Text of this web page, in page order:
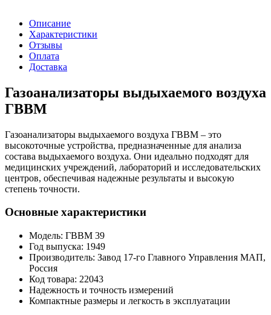
Описание
Характеристики
Отзывы
Оплата
Доставка
Газоанализаторы выдыхаемого воздуха
ГВВМ
Газоанализаторы выдыхаемого воздуха ГВВМ – это
высокоточные устройства, предназначенные для анализа
состава выдыхаемого воздуха. Они идеально подходят для
медицинских учреждений, лабораторий и исследовательских
центров, обеспечивая надежные результаты и высокую
степень точности.
Основные характеристики
Модель: ГВВМ 39
Год выпуска: 1949
Производитель: Завод 17-го Главного Управления МАП,
Россия
Код товара: 22043
Надежность и точность измерений
Компактные размеры и легкость в эксплуатации